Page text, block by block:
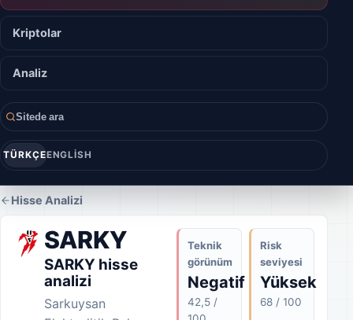
Kriptolar
Analiz
Sitede ara
TÜRKÇEENGLISH
Hisse Analizi
SARKY
SARKY hisse
analizi
Sarkuysan
Teknik
görünüm
Negatif
42,5 /
Risk
seviyesi
Yüksek
68 / 100